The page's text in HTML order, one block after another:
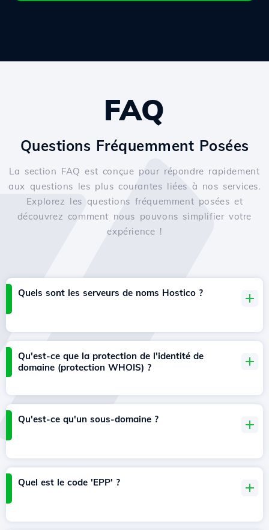
FAQ
Questions Fréquemment Posées
La section FAQ est conçue pour répondre rapidement
aux questions les plus courantes liées à nos services.
Explorez les questions fréquemment posées et
découvrez comment nous pouvons simplifier votre
expérience !
Quels sont les serveurs de noms Hostico ?
Qu'est-ce que la protection de l'identité de
domaine (protection WHOIS) ?
Qu'est-ce qu'un sous-domaine ?
Quel est le code 'EPP' ?